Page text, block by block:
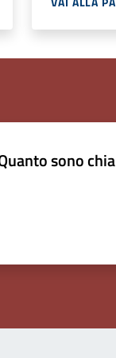
sono